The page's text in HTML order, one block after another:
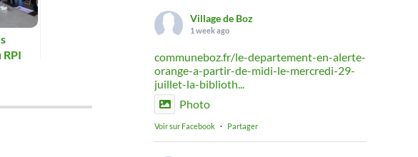
RPI
Village de Boz
1 week ago
communeboz.fr/le-departement-en-alerte-
orange-a-partir-de-midi-le-mercredi-29-
juillet-la-biblioth...
Photo
Voir sur Facebook · Partager